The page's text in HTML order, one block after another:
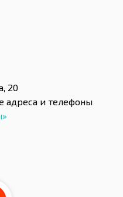
20
адреса и телефоны